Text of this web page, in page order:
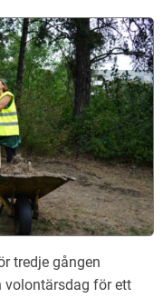
tredje gången
volontärsdag för ett